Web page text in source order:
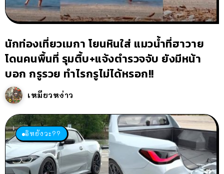
นักท่องเที่ยวเมกา โยนหินใส่ แมวน้ำที่ฮาวาย
โดนคนพื้นที่ รุมตื้บ+แจ้งตำรวจจับ ยังมีหน้า
บอก กรูรวย ทำไรกรูไม่ได้หรอก!!
เหมียวหง่าว
อิหยังวะ??